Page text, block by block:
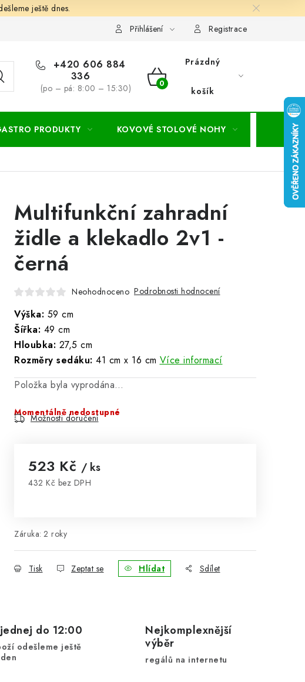
ještě dnes.
Obchodní a dodací podmínky Ochrana osobních údajú
Přihlášení Registrace
+420 606 884
336
(po – pá: 8:00 – 15:30)
NÁKUPNÍ
Prázdný
košík
PRODUKTY KOVOVÉ STOLOVÉ NOHY
Multifunkční zahradní
židle a klekadlo 2v1 -
černá
Neohodnoceno Podrobnosti hodnocení
Výška: 59 cm
Šířka: 49 cm
Hloubka: 27,5 cm
Rozměry sedáku: 41 cm x 16 cm Více informací
Položka byla vyprodána…
Momentálně nedostupné
Možnosti doručení
523 Kč / ks
432 Kč bez DPH
Záruka: 2 roky
Tisk Zeptat se Hlídat Sdílet
do 12:00
odešleme ještě
Nejkomplexnější
výběr
regálů na internetu